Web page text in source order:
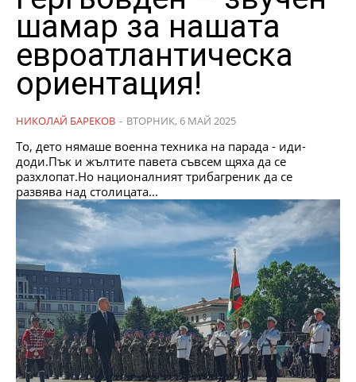
шамар за нашата
евроатлантическа
ориентация!
НИКОЛАЙ БАРЕКОВ - ВТОРНИК, 6 МАЙ 2025
То, дето нямаше военна техника на парада - иди-
доди.Пък и жълтите павета съвсем щяха да се
разхлопат.Но националният трибагреник да се
развява над столицата...